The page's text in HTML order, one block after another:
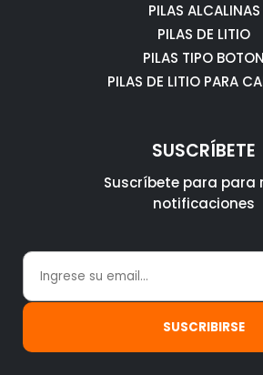
PILAS ALCALINAS
PILAS DE LITIO
PILAS TIPO BOTON
PILAS DE LITIO PARA
SUSCRÍBETE
Suscríbete para para
notificaciones